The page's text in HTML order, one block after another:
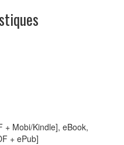
+ Mobi/Kindle], eBook,
+ ePub]